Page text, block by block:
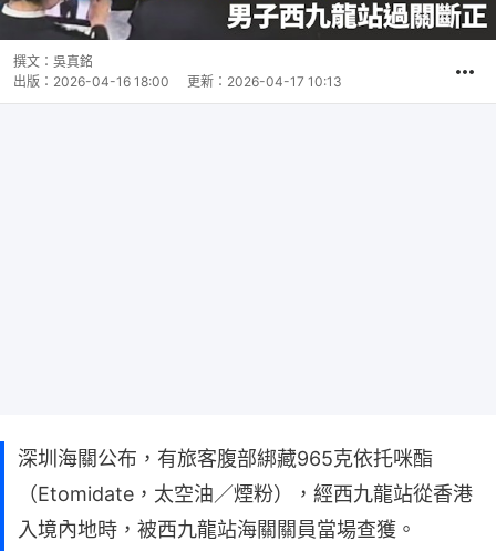
撰文： 吳真銘
出版： 2026-04-16 18:00 更新： 2026-04-17 10:13
深圳海關公布，有旅客腹部綁藏965克依托咪酯
（Etomidate，太空油／煙粉），經西九龍站從香港
入境內地時，被西九龍站海關關員當場查獲。